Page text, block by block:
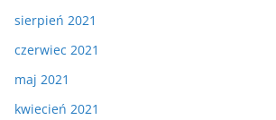
sierpień 2021
czerwiec 2021
maj 2021
kwiecień 2021